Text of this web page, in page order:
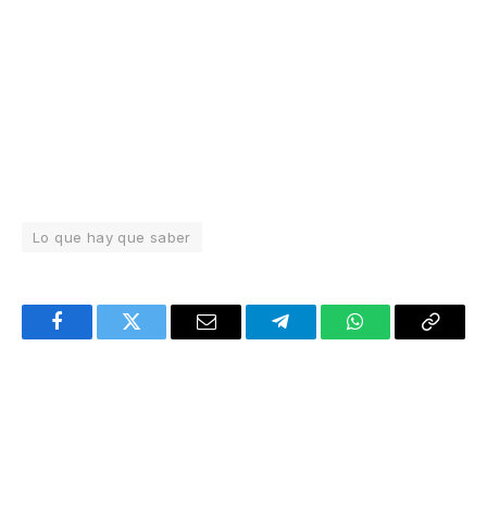
Lo que hay que saber
FacebookTwitter Email TelegramWhatsAppCopy